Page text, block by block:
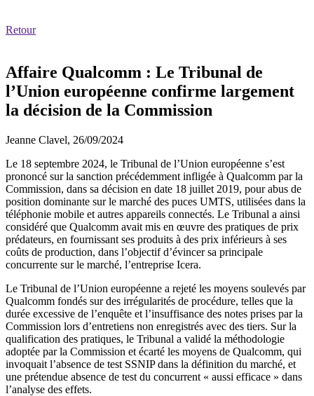
Retour
Affaire Qualcomm : Le Tribunal de
l’Union européenne confirme largement
la décision de la Commission
Jeanne Clavel, 26/09/2024
Le 18 septembre 2024, le Tribunal de l’Union européenne s’est
prononcé sur la sanction précédemment infligée à Qualcomm par la
Commission, dans sa décision en date 18 juillet 2019, pour abus de
position dominante sur le marché des puces UMTS, utilisées dans la
téléphonie mobile et autres appareils connectés. Le Tribunal a ainsi
considéré que Qualcomm avait mis en œuvre des pratiques de prix
prédateurs, en fournissant ses produits à des prix inférieurs à ses
coûts de production, dans l’objectif d’évincer sa principale
concurrente sur le marché, l’entreprise Icera.
Le Tribunal de l’Union européenne a rejeté les moyens soulevés par
Qualcomm fondés sur des irrégularités de procédure, telles que la
durée excessive de l’enquête et l’insuffisance des notes prises par la
Commission lors d’entretiens non enregistrés avec des tiers. Sur la
qualification des pratiques, le Tribunal a validé la méthodologie
adoptée par la Commission et écarté les moyens de Qualcomm, qui
invoquait l’absence de test SSNIP dans la définition du marché, et
une prétendue absence de test du concurrent « aussi efficace » dans
l’analyse des effets.